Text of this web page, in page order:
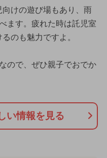
けの遊び場もあり、雨
ます。疲れた時は託児室
のも魅力ですよ。
ので、ぜひ親子でおでか
い情報を見る